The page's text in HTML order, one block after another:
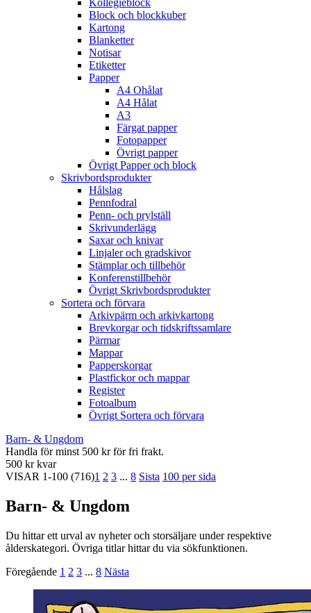
Kollegieblock
Block och blockkuber
Kartong
Blanketter
Notisar
Etiketter
Papper
A4 Ohålat
A4 Hålat
A3
Färgat papper
Fotopapper
Övrigt papper
Övrigt Papper och block
Skrivbordsprodukter
Hålslag
Pennfodral
Penn- och prylställ
Skrivunderlägg
Saxar och knivar
Linjaler och gradskivor
Stämplar och tillbehör
Konferenstillbehör
Övrigt Skrivbordsprodukter
Sortera och förvara
Arkivpärm och arkivkartong
Brevkorgar och tidskriftssamlare
Pärmar
Mappar
Papperskorgar
Plastfickor och mappar
Register
Fotoalbum
Övrigt Sortera och förvara
Barn- & Ungdom
Handla för minst 500 kr för fri frakt.
500 kr kvar
VISAR 1-100 (716)1 2 3 ... 8 Sista 100 per sida
Barn- & Ungdom
Du hittar ett urval av nyheter och storsäljare under respektive
ålderskategori. Övriga titlar hittar du via sökfunktionen.
Föregående 1 2 3 ... 8 Nästa